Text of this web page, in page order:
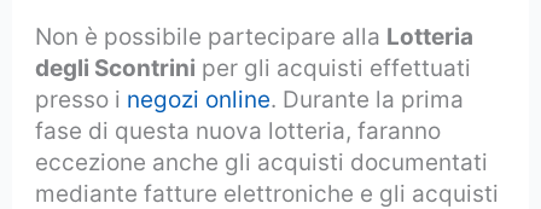
Non è possibile partecipare alla Lotteria
degli Scontrini per gli acquisti effettuati
presso i negozi online. Durante la prima
fase di questa nuova lotteria, faranno
eccezione anche gli acquisti documentati
mediante fatture elettroniche e gli acquisti